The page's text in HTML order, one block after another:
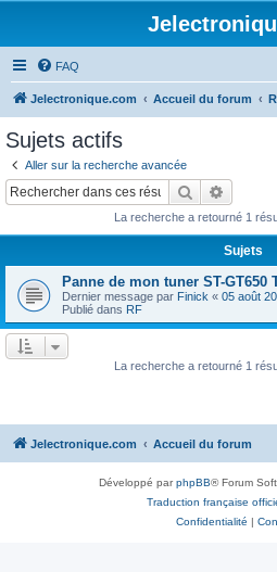
FAQ
Jelectronique.com Accueil du forum
Sujets actifs
Aller sur la recherche avancée
Rechercher
La recherche a retourné 1
Sujets
Panne de mon tuner ST-GT650
Dernier message par Finick « 05 août
Publié dans RF
La recherche a retourné 1
Jelectronique.com Accueil du forum
Développé parphpBB® Forum
Traduction française
Confidentialité |